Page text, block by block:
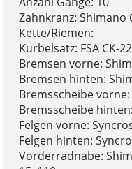
Zahnkranz: Shimano
Kette/Riemen:
Kurbelsatz: FSA CK-
Bremsen vorne:
Bremsen hinten:
Bremsscheibe vorne:
Bremsscheibe
Felgen vorne:
Felgen hinten:
Vorderradnabe: